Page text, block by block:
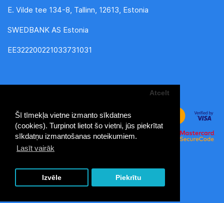
Šī tīmekļa vietne izmanto sīkdatnes
(cookies). Turpinot lietot šo vietni, jūs piekrītat
sīkdatņu izmantošanas noteikumiem.
Lasīt vairāk
Atcelt
Izvēle Piekrītu
E. Vilde tee 134-8, Tallinn, 12613, Estonia
SWEDBANK AS Estonia
EE322200221033731031
MiniKid - bērnu preču lielveikals © 2026
Izstrāde un uzturēšana: